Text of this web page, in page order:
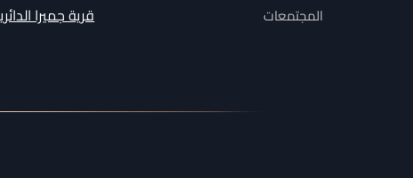
المجتمعات قرية جميرا